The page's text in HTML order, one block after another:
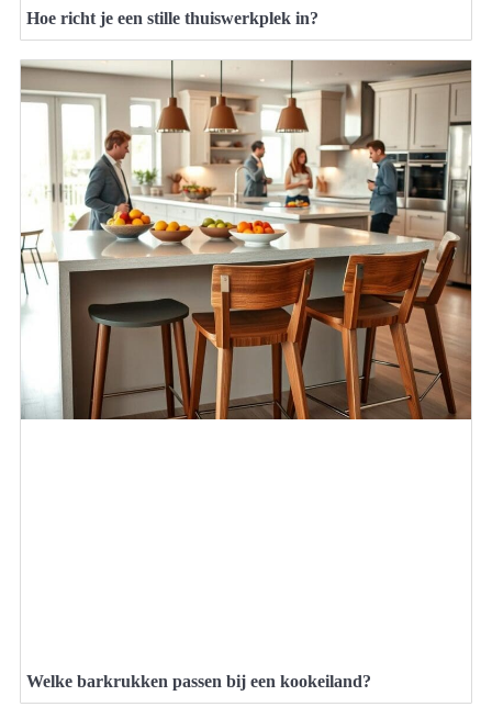
Hoe richt je een stille thuiswerkplek in?
Welke barkrukken passen bij een kookeiland?